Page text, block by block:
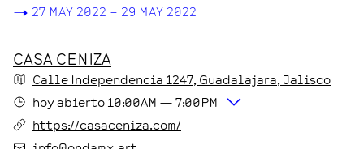
-> 27 MAY 2022 – 29 MAY 2022
CASA CENIZA
Calle Independencia 1247, Guadalajara, Jalisco
hoyabierto 10:00AM — 7:00PM
https://casaceniza.com/